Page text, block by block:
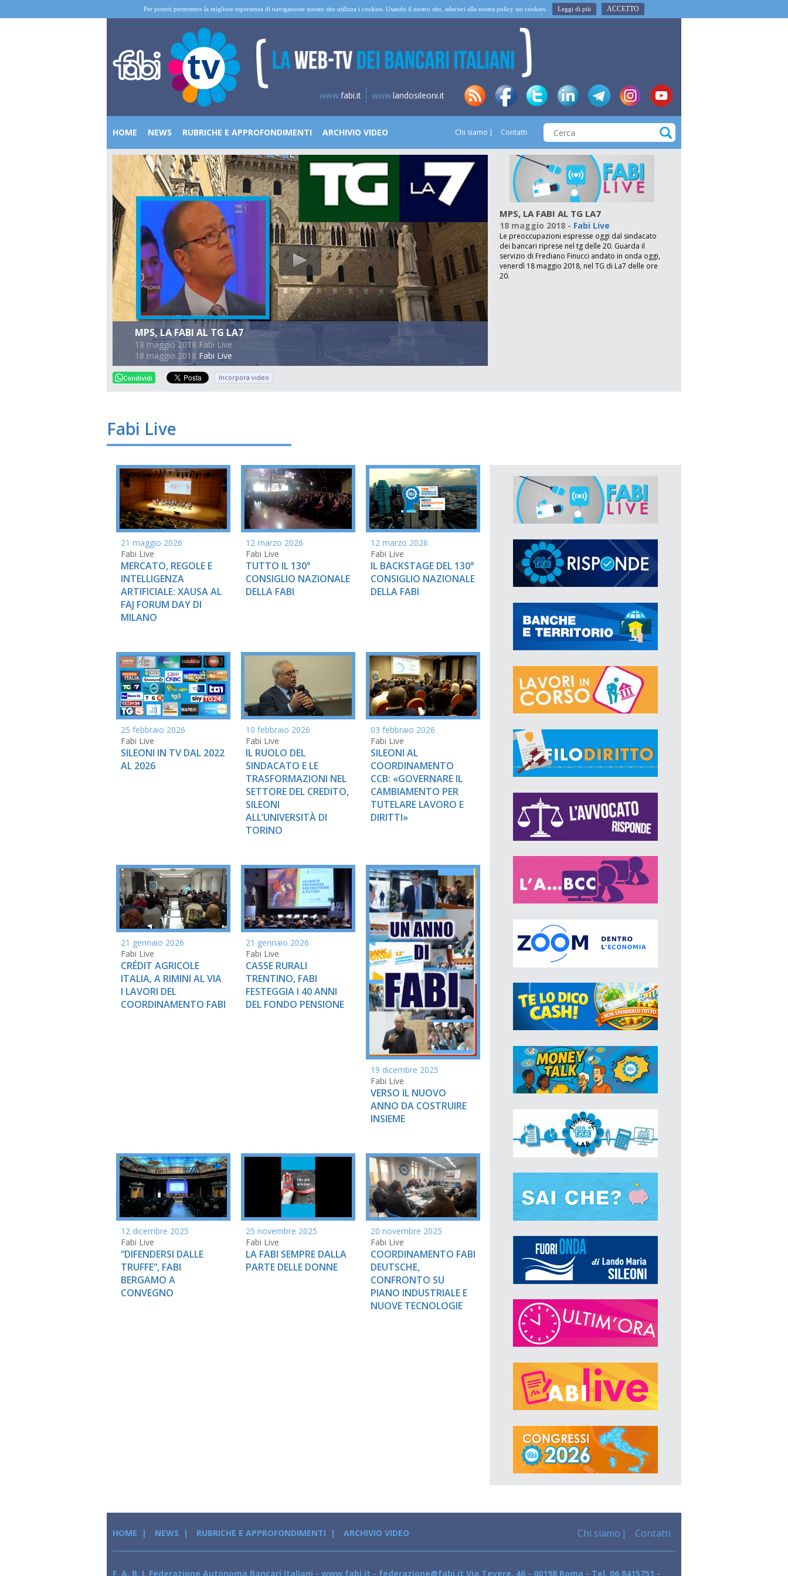
Per poterti permettere la migliore esperienza di navigazione questo sito utilizza i cookies. Usando il nostro sito, aderisci alla nostra policy sui cookies. Leggi di più ACCETTO
www.fabi.it www.landosileoni.it
HOME NEWS RUBRICHE E APPROFONDIMENTI ARCHIVIO VIDEO Chi siamo Contatti
MPS, LA FABI AL TG LA7
18 maggio 2018 Fabi Live
18 maggio 2018 Fabi Live
MPS, LA FABI AL TG LA7
18 maggio 2018 - Fabi Live
Le preoccupazioni espresse oggi dal sindacato
dei bancari riprese nel tg delle 20. Guarda il
servizio di Frediano Finucci andato in onda oggi,
venerdì 18 maggio 2018, nel TG di La7 delle ore
20.
Condividi Incorpora video
Fabi Live
21 maggio 2026
Fabi Live
MERCATO, REGOLE E
INTELLIGENZA
ARTIFICIALE: XAUSA AL
FAJ FORUM DAY DI
MILANO
12 marzo 2026
Fabi Live
TUTTO IL 130°
CONSIGLIO NAZIONALE
DELLA FABI
12 marzo 2026
Fabi Live
IL BACKSTAGE DEL 130°
CONSIGLIO NAZIONALE
DELLA FABI
25 febbraio 2026
Fabi Live
SILEONI IN TV DAL 2022
AL 2026
10 febbraio 2026
Fabi Live
IL RUOLO DEL
SINDACATO E LE
TRASFORMAZIONI NEL
SETTORE DEL CREDITO,
SILEONI
ALL’UNIVERSITÀ DI
TORINO
03 febbraio 2026
Fabi Live
SILEONI AL
COORDINAMENTO
CCB: «GOVERNARE IL
CAMBIAMENTO PER
TUTELARE LAVORO E
DIRITTI»
21 gennaio 2026
Fabi Live
CRÉDIT AGRICOLE
ITALIA, A RIMINI AL VIA
I LAVORI DEL
COORDINAMENTO FABI
21 gennaio 2026
Fabi Live
CASSE RURALI
TRENTINO, FABI
FESTEGGIA I 40 ANNI
DEL FONDO PENSIONE
19 dicembre 2025
Fabi Live
VERSO IL NUOVO
ANNO DA COSTRUIRE
INSIEME
12 dicembre 2025
Fabi Live
“DIFENDERSI DALLE
TRUFFE”, FABI
BERGAMO A
CONVEGNO
25 novembre 2025
Fabi Live
LA FABI SEMPRE DALLA
PARTE DELLE DONNE
20 novembre 2025
Fabi Live
COORDINAMENTO FABI
DEUTSCHE,
CONFRONTO SU
PIANO INDUSTRIALE E
NUOVE TECNOLOGIE
HOME NEWS RUBRICHE E APPROFONDIMENTI ARCHIVIO VIDEO Chi siamo Contatti
F. A. B. I. Federazione Autonoma Bancari Italiani - www.fabi.it - federazione@fabi.it Via Tevere, 46 - 00198 Roma - Tel. 06 8415751 -